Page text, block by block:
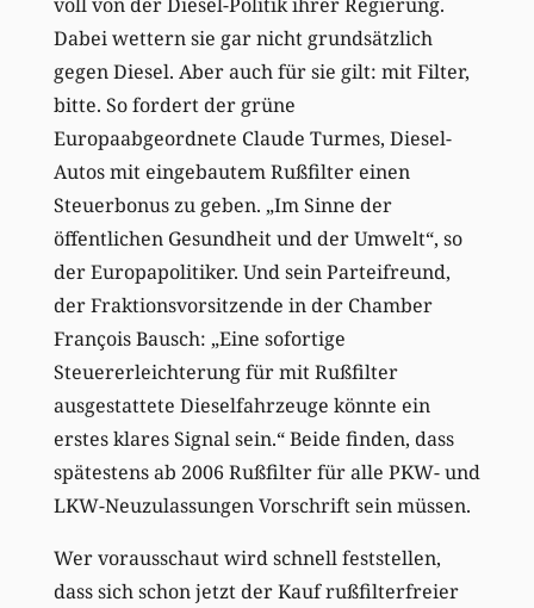
Dabei wettern sie gar nicht grundsätzlich
gegen Diesel. Aber auch für sie gilt: mit Filter,
bitte. So fordert der grüne
Europaabgeordnete Claude Turmes, Diesel-
Autos mit eingebautem Rußfilter einen
Steuerbonus zu geben. „Im Sinne der
öffentlichen Gesundheit und der Umwelt“, so
der Europapolitiker. Und sein Parteifreund,
der Fraktionsvorsitzende in der Chamber
François Bausch: „Eine sofortige
Steuererleichterung für mit Rußfilter
ausgestattete Dieselfahrzeuge könnte ein
erstes klares Signal sein.“ Beide finden, dass
spätestens ab 2006 Rußfilter für alle PKW- und
LKW-Neuzulassungen Vorschrift sein müssen.
Wer vorausschaut wird schnell feststellen,
dass sich schon jetzt der Kauf rußfilterfreier